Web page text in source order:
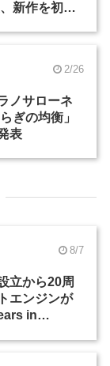
新作を初披
2/26
ノサローネ
ぎの均衡」
表
8/7
立から20周
エンジンが
in